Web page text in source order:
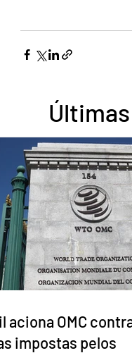
aciona OMC
impostas pelos